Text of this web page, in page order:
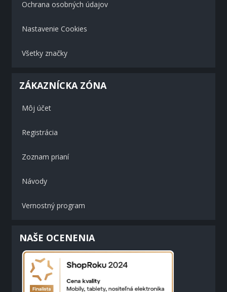
Ochrana osobných údajov
Nastavenie Cookies
Všetky značky
ZÁKAZNÍCKA ZÓNA
Môj účet
Registrácia
Zoznam prianí
Návody
Vernostný program
NAŠE OCENENIA